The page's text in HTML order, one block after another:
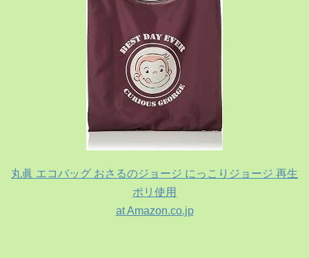
丸眞 エコバッグ おさるのジョージ にっこりジョージ 再生
ポリ使用
at Amazon.co.jp